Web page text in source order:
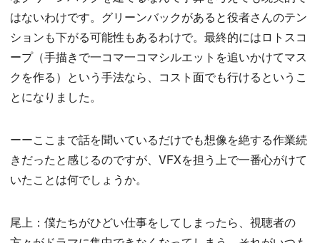
はないわけです。グリーンバックがあると役者さんのテン
ションも下がる可能性もあるわけで。最終的にはロトスコ
ープ（手描きで一コマ一コマシルエットを追いかけてマス
クを作る）という手法なら、コスト面でも行けるというこ
とになりました。
ーーここまで話を聞いているだけでも想像を絶する作業続
きだったと感じるのですが、VFXを担う上で一番心がけて
いたことは何でしょうか。
尾上：僕たちがひどい仕事をしてしまったら、視聴者の